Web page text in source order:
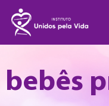
bebês